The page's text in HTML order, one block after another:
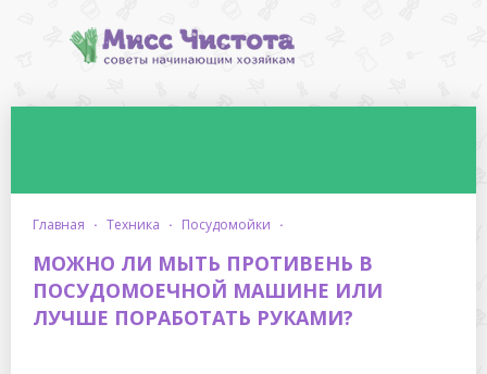
главная · техника · посудомойки ·
МОЖНО ЛИ МЫТЬ ПРОТИВЕНЬ В
ПОСУДОМОЕЧНОЙ МАШИНЕ ИЛИ
ЛУЧШЕ ПОРАБОТАТЬ РУКАМИ?